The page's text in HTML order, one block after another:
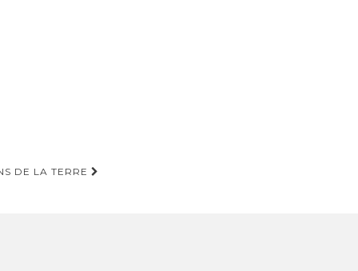
DE LA TERRE